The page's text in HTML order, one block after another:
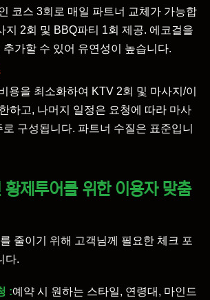
코스 3회로 매일 파트너 교체가 가능합
지 2회 및 BBQ파티 1회 제공. 에코걸을
추가할 수 있어 유연성이 높습니다.
용을 최소화하여 KTV 2회 및 마사지/이
하고, 나머지 일정은 요청에 따라 마사
구성됩니다. 파트너 수질은 표준입니
제투어를 위한 이용자 맞춤
줄이기 위해 고객님께 필요한 체크 포
다.
:예약 시 원하는 스타일, 연령대, 마인드